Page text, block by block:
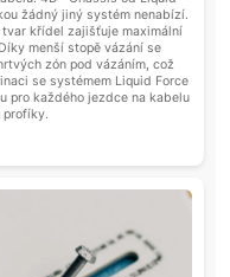
žádný jiný systém nenabízí.
křídel zajišťuje maximální
menší stopě vázání se
zón pod vázáním, což
se systémem Liquid Force
pro každého jezdce na kabelu
profíky.